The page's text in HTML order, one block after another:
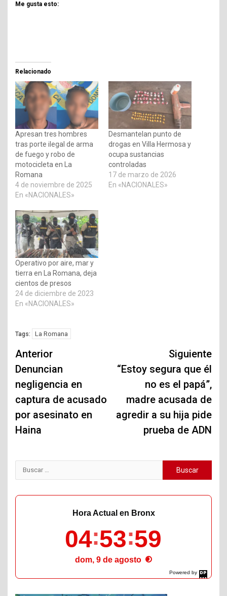
Me gusta esto:
Relacionado
Apresan tres hombres
tras porte ilegal de arma
de fuego y robo de
motocicleta en La
Romana
4 de noviembre de 2025
En «NACIONALES»
Desmantelan punto de
drogas en Villa Hermosa y
ocupa sustancias
controladas
17 de marzo de 2026
En «NACIONALES»
Operativo por aire, mar y
tierra en La Romana, deja
cientos de presos
24 de diciembre de 2023
En «NACIONALES»
Tags: La Romana
Navegación
de
entradas
Anterior
Denuncian
negligencia en
captura de acusado
por asesinato en
Haina
Siguiente
“Estoy segura que él
no es el papá”,
madre acusada de
agredir a su hija pide
prueba de ADN
Buscar:
Powered by
DaysPedia.com
Hora Actual en Bronx
04 54 01
dom, 9 de agosto